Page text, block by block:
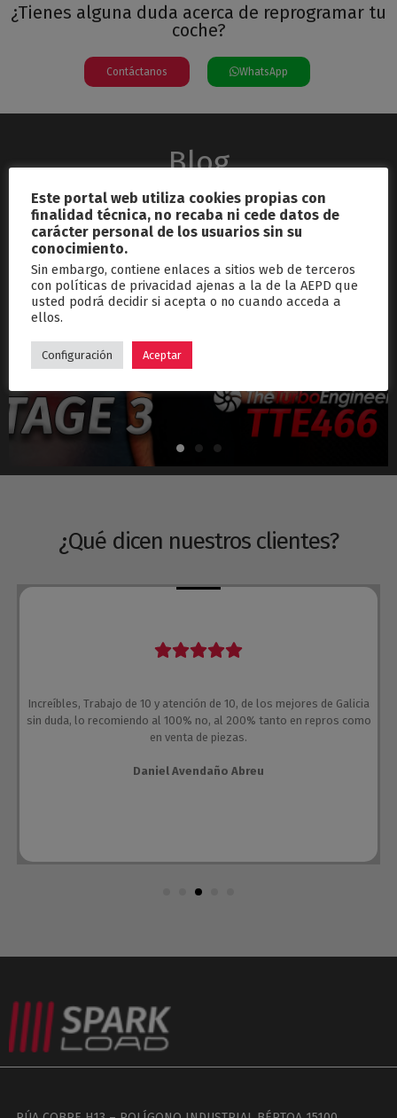
¿Tienes alguna duda acerca de reprogramar tu
coche?
Contáctanos WhatsApp
Blog
septiembre 26, 2024
Hyundai i30N Stage 3 – Turbo TTE466
¿Qué dicen nuestros clientes?
Increíbles, Trabajo de 10 y atención de 10, de los mejores de Galicia
sin duda, lo recomiendo al 100% no, al 200% tanto en repros como
en venta de piezas.
Daniel Avendaño Abreu
Este portal web utiliza cookies propias con
finalidad técnica, no recaba ni cede datos de
carácter personal de los usuarios sin su
conocimiento.
Sin embargo, contiene enlaces a sitios web de terceros
con políticas de privacidad ajenas a la de la AEPD que
usted podrá decidir si acepta o no cuando acceda a
ellos.
Configuración Aceptar